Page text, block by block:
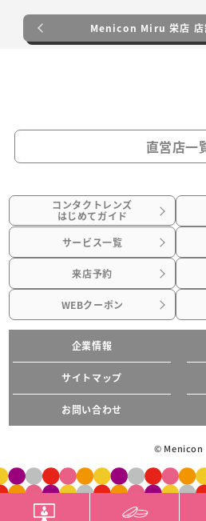
Menicon Miru 栄店 店
直営店一
コンタクトレンズ
はじめてガイド
サービス一覧
来店予約
WEBクーポン
企業情報
サイトマップ
お問い合わせ
© Menicon